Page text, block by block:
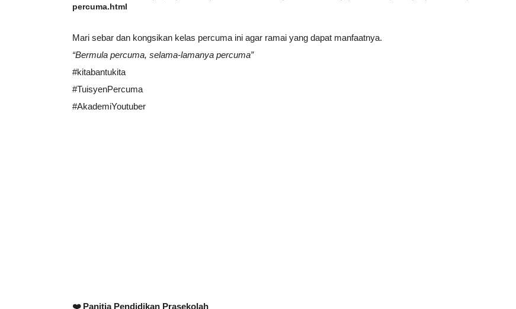
percuma.html
Mari sebar dan kongsikan kelas percuma ini agar ramai yang dapat manfaatnya.
“Bermula percuma, selama-lamanya percuma”
#kitabantukita
#TuisyenPercuma
#AkademiYoutuber
❤️ Panitia Pendidikan Prasekolah